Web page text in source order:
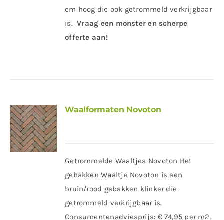
cm hoog die ook getrommeld verkrijgbaar
is. Vraag een monster en scherpe
offerte aan!
Waalformaten Novoton
Getrommelde Waaltjes Novoton Het
gebakken Waaltje Novoton is een
bruin/rood gebakken klinker die
getrommeld verkrijgbaar is.
Consumentenadviesprijs: € 74,95 per m2.